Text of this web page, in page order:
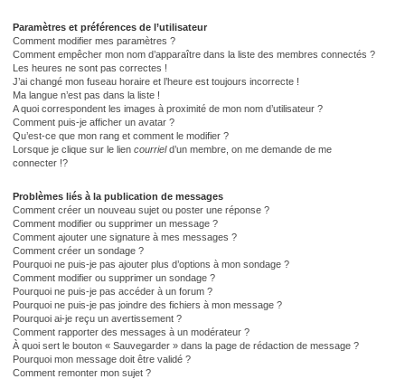
Paramètres et préférences de l’utilisateur
Comment modifier mes paramètres ?
Comment empêcher mon nom d’apparaître dans la liste des membres connectés ?
Les heures ne sont pas correctes !
J’ai changé mon fuseau horaire et l’heure est toujours incorrecte !
Ma langue n’est pas dans la liste !
A quoi correspondent les images à proximité de mon nom d’utilisateur ?
Comment puis-je afficher un avatar ?
Qu’est-ce que mon rang et comment le modifier ?
Lorsque je clique sur le lien courrield’un membre, on me demande de me
connecter !?
Problèmes liés à la publication de messages
Comment créer un nouveau sujet ou poster une réponse ?
Comment modifier ou supprimer un message ?
Comment ajouter une signature à mes messages ?
Comment créer un sondage ?
Pourquoi ne puis-je pas ajouter plus d’options à mon sondage ?
Comment modifier ou supprimer un sondage ?
Pourquoi ne puis-je pas accéder à un forum ?
Pourquoi ne puis-je pas joindre des fichiers à mon message ?
Pourquoi ai-je reçu un avertissement ?
Comment rapporter des messages à un modérateur ?
À quoi sert le bouton « Sauvegarder » dans la page de rédaction de message ?
Pourquoi mon message doit être validé ?
Comment remonter mon sujet ?